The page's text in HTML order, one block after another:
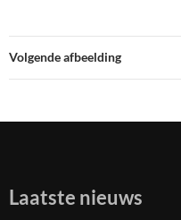
Volgende afbeelding
Laatste nieuws